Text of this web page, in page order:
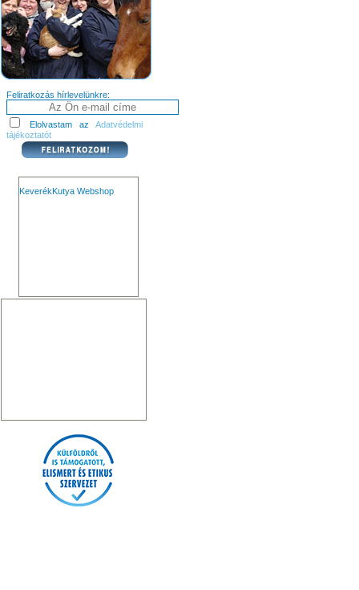
Feliratkozás hírlevelünkre:
Elolvastam az Adatvédelmi
tájékoztatót
KeverékKutya Webshop